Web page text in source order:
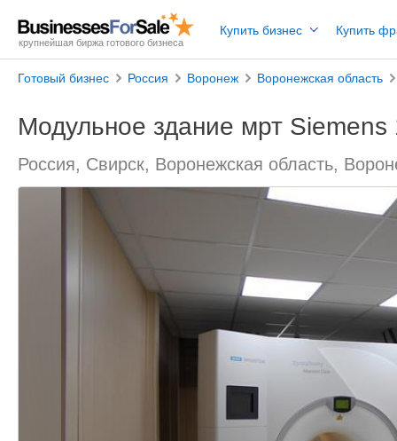
крупнейшая биржа готового бизнеса
Купить бизнес Купить
Готовый бизнес Россия Воронеж Воронежская область
Модульное здание мрт Siemens
Россия, Свирск, Воронежская область,